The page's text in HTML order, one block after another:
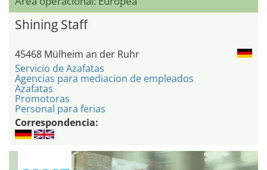
Shining Staff
45468 Mülheim an der Ruhr
Servicio de Azafatas
Agencias para mediacion de empleados
Azafatas
Promotoras
Personal para ferias
Correspondencia: